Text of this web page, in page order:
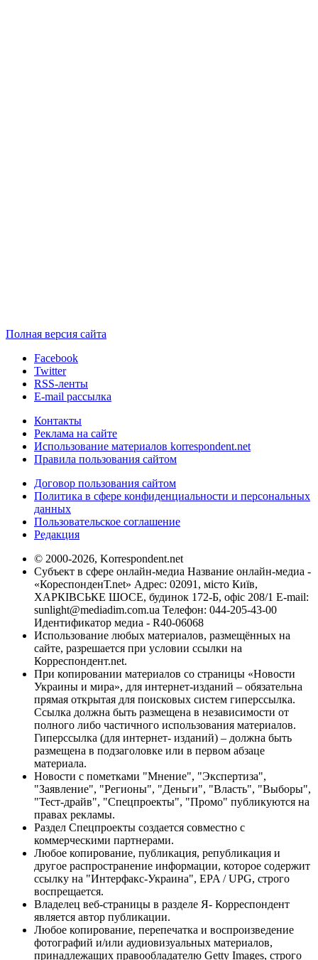
Полная версия сайта
Facebook
Twitter
RSS-ленты
E-mail рассылка
Контакты
Реклама на сайте
Использование материалов korrespondent.net
Правила пользования сайтом
Договор пользования сайтом
Политика в сфере конфиденциальности и персональных
данных
Пользовательское соглашение
Редакция
© 2000-2026, Korrespondent.net
Субъект в сфере онлайн-медиа Название онлайн-медиа -
«КореспонденТ.net» Адрес: 02091, місто Київ,
ХАРКІВСЬКЕ ШОСЕ, будинок 172-Б, офіс 208/1 E-mail:
sunlight@mediadim.com.ua Телефон: 044-205-43-00
Идентификатор медиа - R40-06068
Использование любых материалов, размещённых на
сайте, разрешается при условии ссылки на
Корреспондент.net.
При копировании материалов со страницы «Новости
Украины и мира», для интернет-изданий – обязательна
прямая открытая для поисковых систем гиперссылка.
Ссылка должна быть размещена в независимости от
полного либо частичного использования материалов.
Гиперссылка (для интернет- изданий) – должна быть
размещена в подзаголовке или в первом абзаце
материала.
Новости с пометками "Мнение", "Экспертиза",
"Заявление", "Регионы", "Деньги", "Власть", "Выборы",
"Тест-драйв", "Спецпроекты", "Промо" публикуются на
правах рекламы.
Раздел Спецпроекты создается совместно с
коммерческими партнерами.
Любое копирование, публикация, републикация и
другое распространение информации, которое содержит
ссылку на "Интерфакс-Украина", EPA / UPG, строго
воспрещается.
Владелец веб-страницы в разделе Я- Корреспондент
является автор публикации.
Любое копирование, перепечатка и воспроизведение
фотографий и/или аудиовизуальных материалов,
принадлежащих правообладателю Getty Images, строго